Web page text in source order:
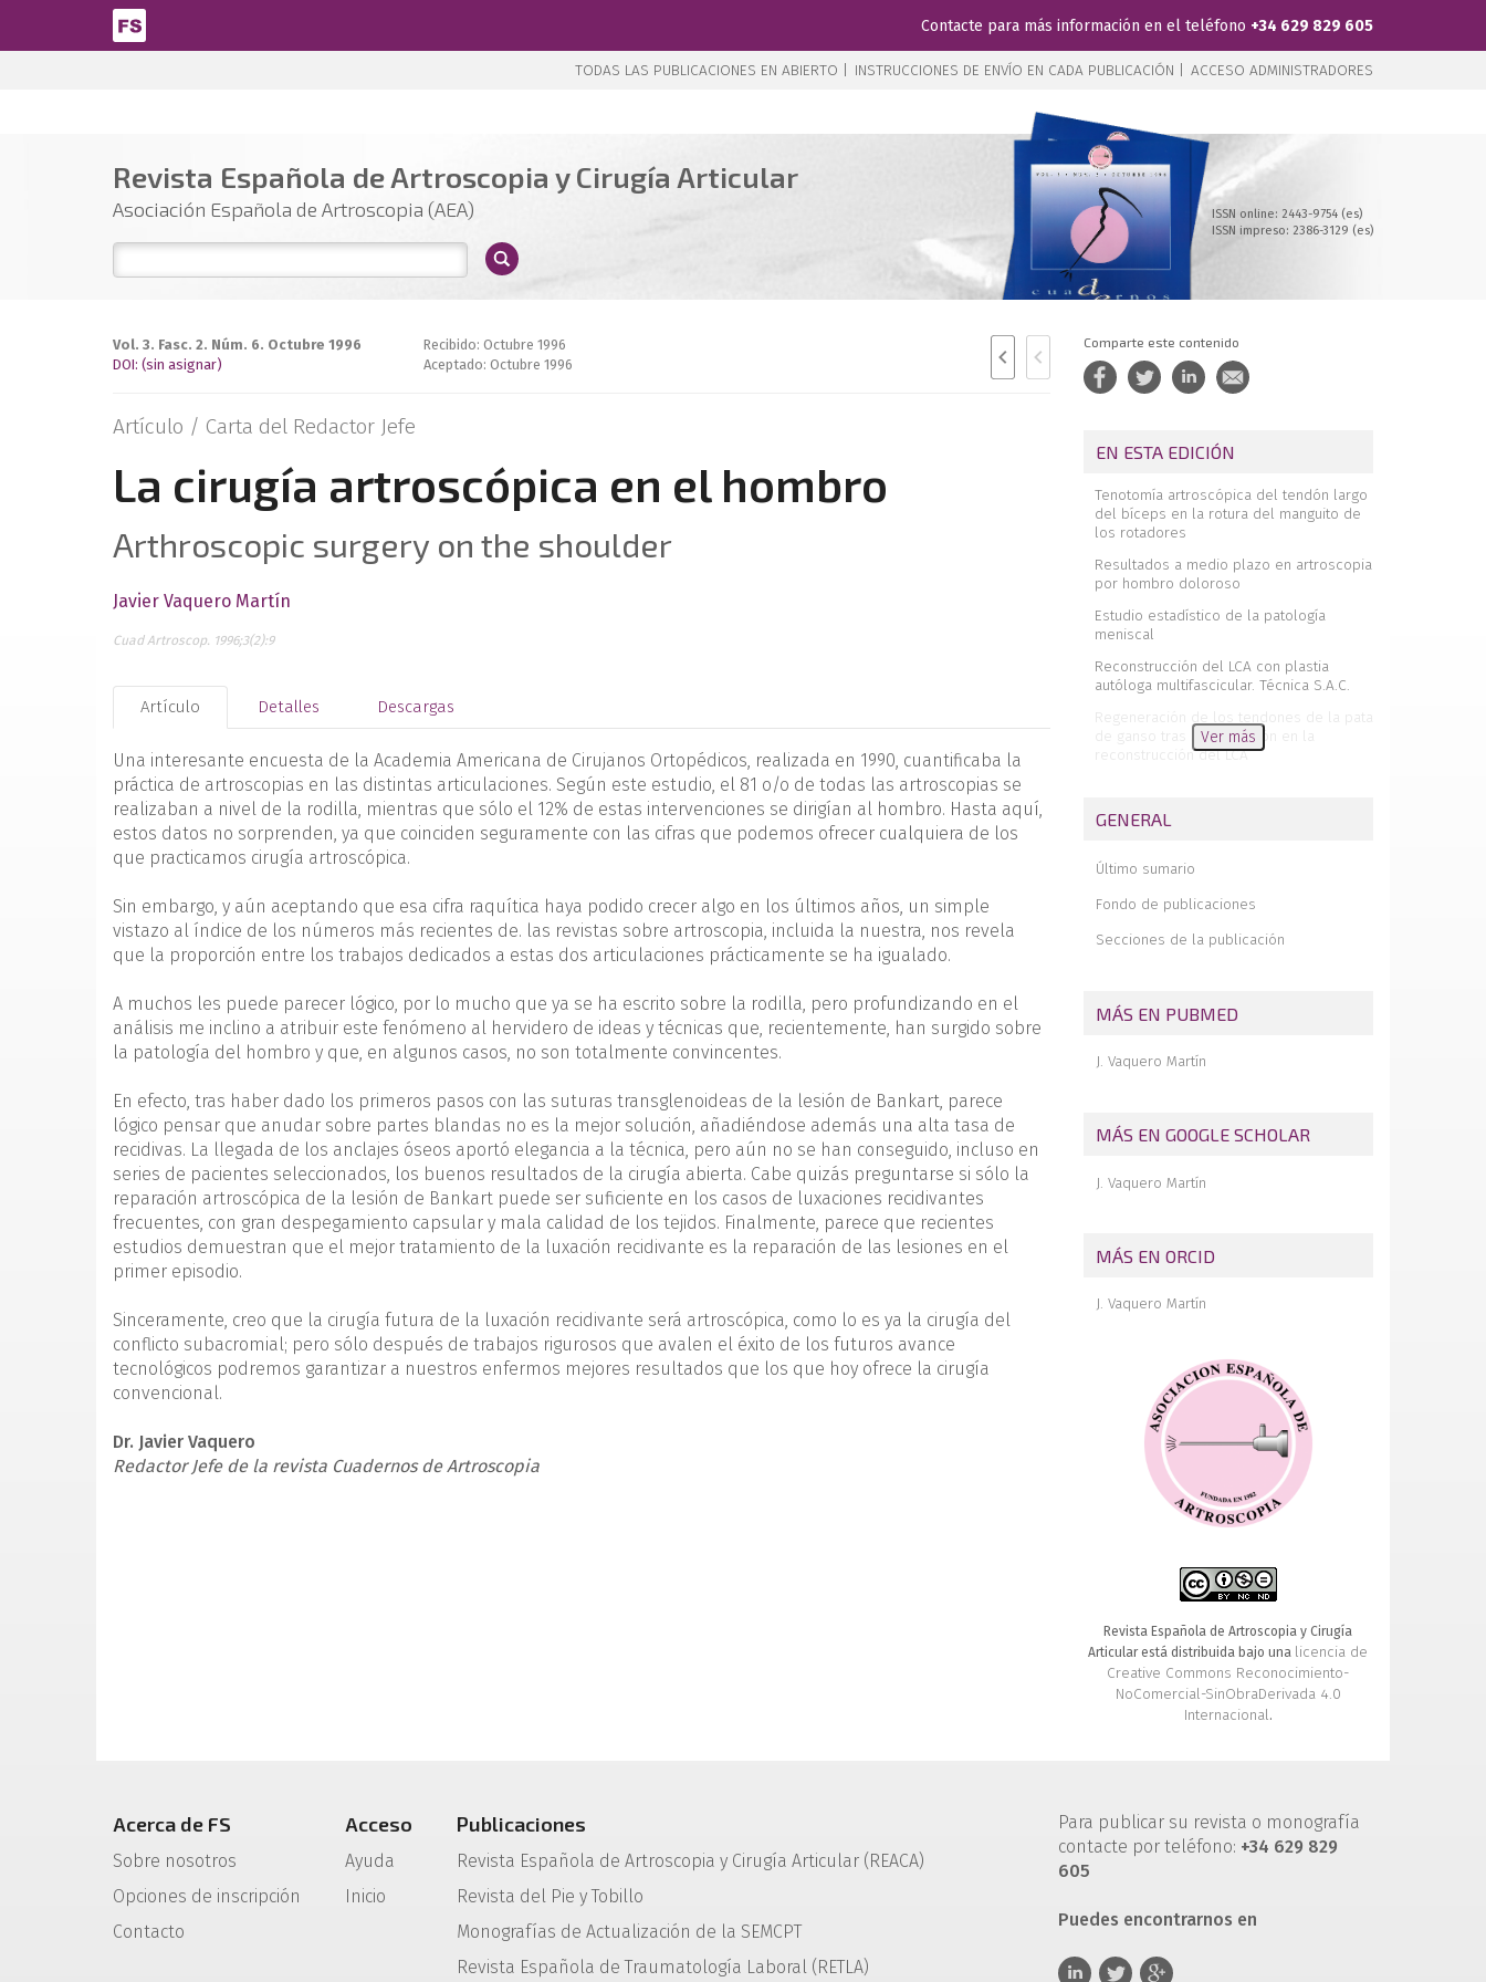
Pasar al contenido principal
Contacte para más información en el teléfono +34 629 829 605
TODAS LAS PUBLICACIONES EN ABIERTO | INSTRUCCIONES DE ENVÍO EN CADA PUBLICACIÓN | ACCESO ADMINISTRADORES
Revista Española de Artroscopia y Cirugía Articular
Asociación Española de Artroscopia (AEA)
ISSN online: 2443-9754 (es)
ISSN impreso: 2386-3129 (es)
Vol. 3. Fasc. 2. Núm. 6. Octubre 1996
DOI: (sin asignar)
Recibido: Octubre 1996
Aceptado: Octubre 1996
Artículo / Carta del Redactor Jefe
La cirugía artroscópica en el hombro
Arthroscopic surgery on the shoulder
Javier Vaquero Martín
Cuad Artroscop. 1996;3(2):9
Artículo Detalles Descargas
Una interesante encuesta de la Academia Americana de Cirujanos Ortopédicos, realizada en 1990, cuantificaba la
práctica de ar­troscopias en las distintas articulaciones. Según este estudio, el 81 o/o de to­das las artroscopias se
realizaban a nivel de la rodilla, mientras que sólo el 12% de estas intervenciones se dirigían al hombro. Hasta aquí,
estos datos no sorprenden, ya que coinciden seguramente con las cifras que podemos ofrecer cualquiera de los
que practicamos cirugía artroscópica.
Sin embargo, y aún aceptando que esa cifra raquítica haya podido cre­cer algo en los últimos años, un simple
vistazo al índice de los números más recientes de. las revistas sobre artroscopia, incluida la nuestra, nos revela
que la proporción entre los trabajos dedicados a estas dos articu­laciones prácticamente se ha igualado.
A muchos les puede parecer lógico, por lo mucho que ya se ha escrito sobre la rodilla, pero profundizando en el
análisis me inclino a atribuir este fenómeno al hervidero de ideas y técnicas que, recientemente, han surgido sobre
la patología del hombro y que, en algunos casos, no son totalmente convincentes.
En efecto, tras haber dado los primeros pasos con las suturas transgle­noideas de la lesión de Bankart, parece
lógico pensar que anudar sobre partes blandas no es la mejor solución, añadiéndose además una alta tasa de
recidivas. La llegada de los anclajes óseos aportó elegancia a la técnica, pero aún no se han conseguido, incluso en
series de pacientes seleccio­nados, los buenos resultados de la cirugía abierta. Cabe quizás preguntar­se si sólo la
reparación artroscópica de la lesión de Bankart puede ser su­ficiente en los casos de luxaciones recidivantes
frecuentes, con gran des­pegamiento capsular y mala calidad de los tejidos. Finalmente, parece que recientes
estudios demuestran que el mejor tratamiento de la luxación re­cidivante es la reparación de las lesiones en el
primer episodio.
Sinceramente, creo que la cirugía futura de la luxación recidivante será artroscópica, como lo es ya la cirugía del
conflicto subacromial; pero só­lo después de trabajos rigurosos que avalen el éxito de los futuros avan­ce
tecnológicos podremos garantizar a nuestros enfermos mejores re­sultados que los que hoy ofrece la cirugía
convencional.
Dr. Javier Vaquero
Redactor Jefe de la revista Cuadernos de Artroscopia
Comparte este contenido
EN ESTA EDICIÓN
Tenotomía artroscópica del tendón largo
del bíceps en la rotura del manguito de
los rotadores
Resultados a medio plazo en artroscopia
por hombro doloroso
Estudio estadístico de la patología
meniscal
Reconstrucción del LCA con plastia
autóloga multifascicular. Técnica S.A.C.
Regeneración de los tendones de la pata
de ganso tras su utilización en la
reconstrucción del LCA
causa de cadera en resorte
Ver más
GENERAL
Último sumario
Fondo de publicaciones
Secciones de la publicación
MÁS EN PUBMED
J. Vaquero Martín
MÁS EN GOOGLE SCHOLAR
J. Vaquero Martín
MÁS EN ORCID
J. Vaquero Martín
Revista Española de Artroscopia y Cirugía
Articular está distribuida bajo una licencia de
Creative Commons Reconocimiento-
NoComercial-SinObraDerivada 4.0
Internacional.
Acerca de FS
Sobre nosotros
Opciones de inscripción
Contacto
Acceso
Ayuda
Inicio
Publicaciones
Revista Española de Artroscopia y Cirugía Articular (REACA)
Revista del Pie y Tobillo
Monografías de Actualización de la SEMCPT
Revista Española de Traumatología Laboral (RETLA)
Para publicar su revista o monografía
contacte por teléfono: +34 629 829
605
Puedes encontrarnos en